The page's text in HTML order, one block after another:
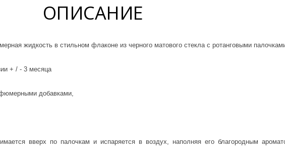
ОПИСАНИЕ
жидкость в стильном флаконе из черного матового стекла с ротанговыми
+ / - 3 месяца
добавками,
вверх по палочкам и испаряется в воздух, наполняя его благородным